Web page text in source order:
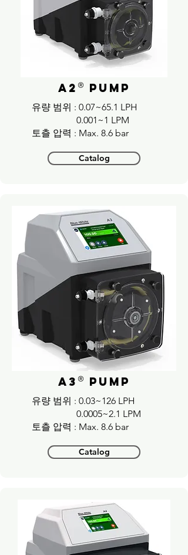
A2 ® Pump
​유량 범위 : 0.07~65.1 LPH
0.001~1 LPM
​토츨 압력 : Max. 8.6 bar
Catalog
A3 ® pump
​유량 범위 : 0.03~126 LPH
0.0005~2.1 LPM
​토츨 압력 : Max. 8.6 bar
Catalog